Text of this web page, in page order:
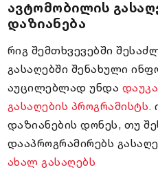
ავტომობილის
დაზიანება
რიგ შემთხვევებში
გასაღებში შენახული
აუცილებლად უნდა
გასაღების პროგრამისტს.
დაზიანების დონეს, თუ
დააპროგრამირებს
ახალ გასაღებს